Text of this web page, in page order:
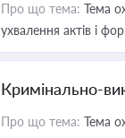
Про що тема: Тема
ухвалення актів і
Кримінально-
Про що тема: Тема